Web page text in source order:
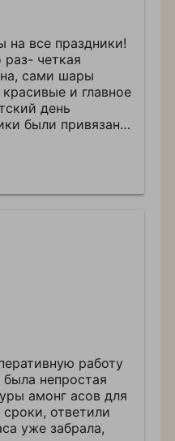
все праздники!
раз- четкая
сами шары
и главное
день
были привязаны
тяжести они
работу
непростая
амонг асов для
ответили
уже забрала,